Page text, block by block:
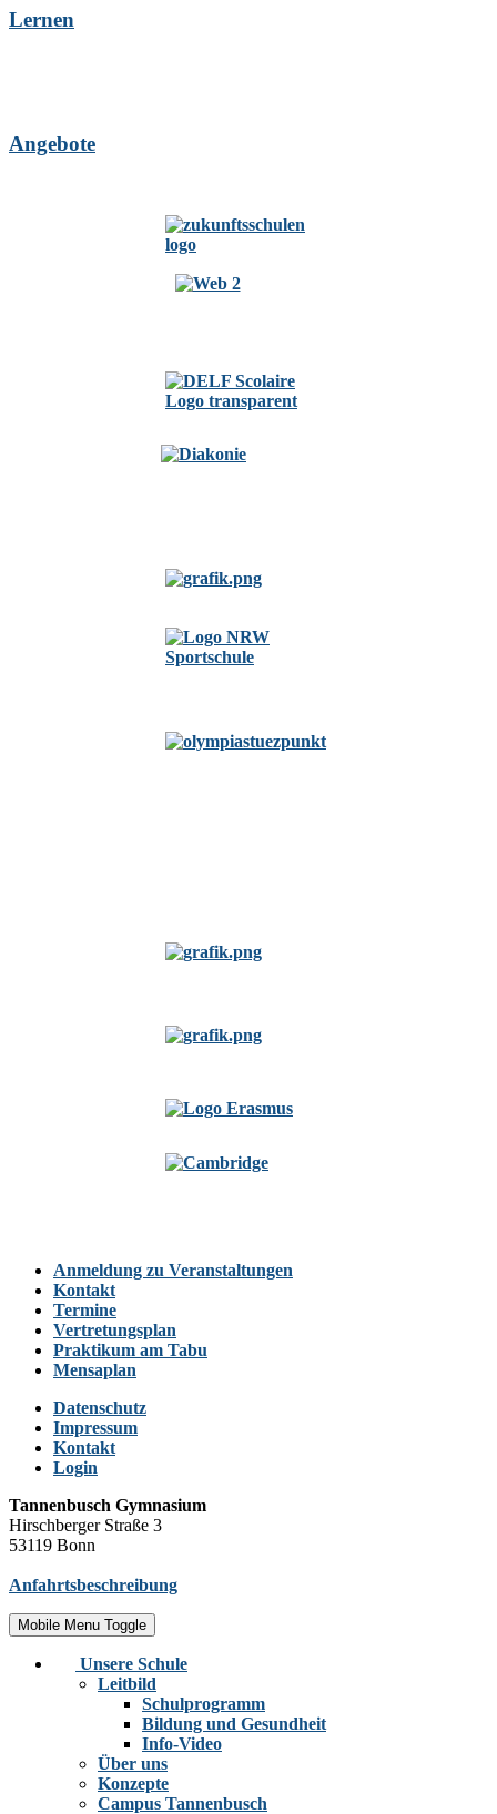
Lernen
Angebote
Anmeldung zu Veranstaltungen
Kontakt
Termine
Vertretungsplan
Praktikum am Tabu
Mensaplan
Datenschutz
Impressum
Kontakt
Login
Tannenbusch Gymnasium
Hirschberger Straße 3
53119 Bonn
Anfahrtsbeschreibung
Mobile Menu Toggle
Unsere Schule
Leitbild
Schulprogramm
Bildung und Gesundheit
Info-Video
Über uns
Konzepte
Campus Tannenbusch